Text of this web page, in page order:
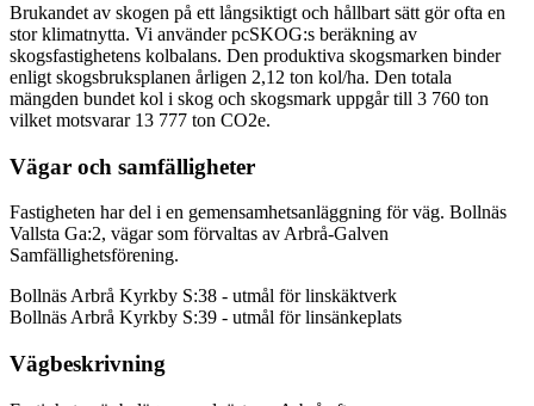
Brukandet av skogen på ett långsiktigt och hållbart sätt gör ofta en
stor klimatnytta. Vi använder pcSKOG:s beräkning av
skogsfastighetens kolbalans. Den produktiva skogsmarken binder
enligt skogsbruksplanen årligen 2,12 ton kol/ha. Den totala
mängden bundet kol i skog och skogsmark uppgår till 3 760 ton
vilket motsvarar 13 777 ton CO2e.
Vägar och samfälligheter
Fastigheten har del i en gemensamhetsanläggning för väg. Bollnäs
Vallsta Ga:2, vägar som förvaltas av Arbrå-Galven
Samfällighetsförening.
Bollnäs Arbrå Kyrkby S:38 - utmål för linskäktverk
Bollnäs Arbrå Kyrkby S:39 - utmål för linsänkeplats
Vägbeskrivning